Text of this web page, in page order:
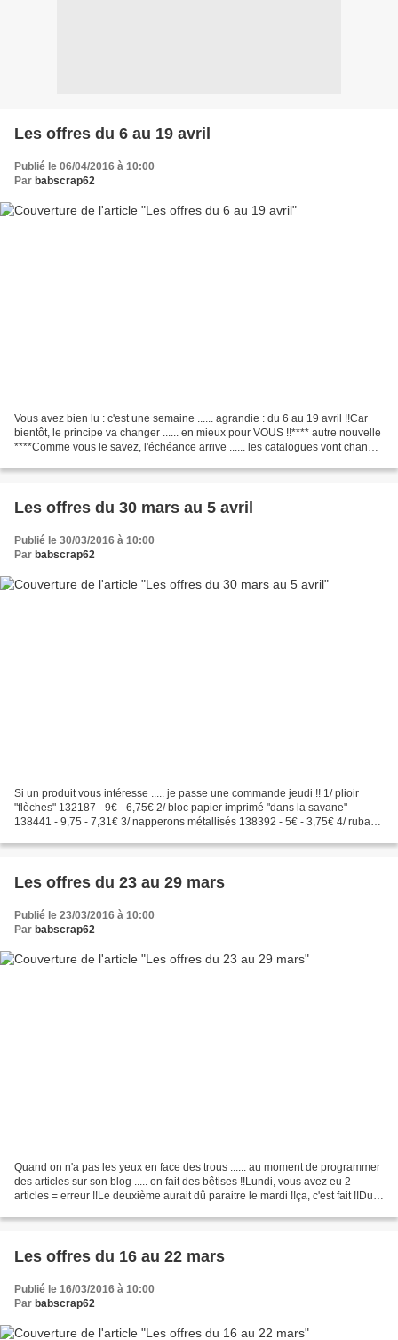
Les offres du 6 au 19 avril
Publié le 06/04/2016 à 10:00
Par babscrap62
Vous avez bien lu : c'est une semaine ...... agrandie : du 6 au 19 avril !!Car
bientôt, le principe va changer ...... en mieux pour VOUS !!**** autre nouvelle
****Comme vous le savez, l'échéance arrive ...... les catalogues vont changer
Les offres du 30 mars au 5 avril
Publié le 30/03/2016 à 10:00
Par babscrap62
Si un produit vous intéresse ..... je passe une commande jeudi !! 1/ plioir
"flèches" 132187 - 9€ - 6,75€ 2/ bloc papier imprimé "dans la savane"
138441 - 9,75 - 7,31€ 3/ napperons métallisés 138392 - 5€ - 3,75€ 4/ ruban
Les offres du 23 au 29 mars
Publié le 23/03/2016 à 10:00
Par babscrap62
Quand on n'a pas les yeux en face des trous ...... au moment de programmer
des articles sur son blog ..... on fait des bêtises !!Lundi, vous avez eu 2
articles = erreur !!Le deuxième aurait dû paraitre le mardi !!ça, c'est fait !!Du
Les offres du 16 au 22 mars
Publié le 16/03/2016 à 10:00
Par babscrap62